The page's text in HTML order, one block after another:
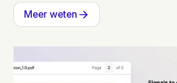
Meer weten